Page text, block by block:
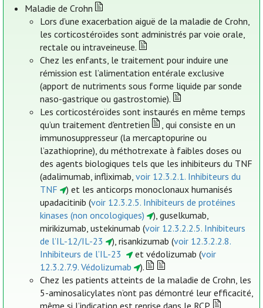
Maladie de Crohn
Lors d’une exacerbation aiguë de la maladie de Crohn,
les corticostéroïdes sont administrés par voie orale,
rectale ou intraveineuse.
Chez les enfants, le traitement pour induire une
rémission est l’alimentation entérale exclusive
(apport de nutriments sous forme liquide par sonde
naso-gastrique ou gastrostomie).
Les corticostéroïdes sont instaurés en même temps
qu’un traitement d'entretien
, qui consiste en un
immunosuppresseur (la mercaptopurine ou
l’azathioprine), du méthotrexate à faibles doses ou
des agents biologiques tels que les inhibiteurs du TNF
(adalimumab, infliximab,voir 12.3.2.1. Inhibiteurs du
TNF
) et les anticorps monoclonaux humanisés
upadacitinib (voir 12.3.2.5. Inhibiteurs de protéines
kinases (non oncologiques)
), guselkumab,
mirikizumab, ustekinumab (voir 12.3.2.2.5. Inhibiteurs
de l’IL-12/IL-23
), risankizumab (voir 12.3.2.2.8.
Inhibiteurs de l’IL-23
et védolizumab (voir
12.3.2.7.9. Védolizumab
).
Chez les patients atteints de la maladie de Crohn, les
5-aminosalicylates n’ont pas démontré leur efficacité,